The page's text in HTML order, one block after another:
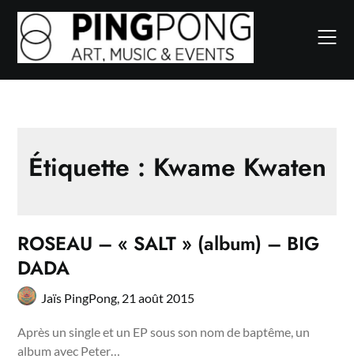
Skip
content
Étiquette : Kwame Kwaten
ROSEAU – « SALT » (album) – BIG
DADA
Jaïs PingPong, 21 août 2015
Après un single et un EP sous son nom de baptême, un
album avec Peter…